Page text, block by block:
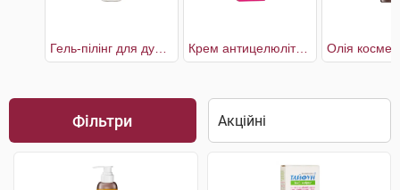
Крем антицелюлітний
Фільтри